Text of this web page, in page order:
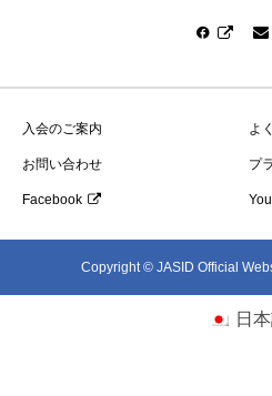
入会のご案内 よ
お問い合わせ プ
Facebook
Copyright © JASID Official
日